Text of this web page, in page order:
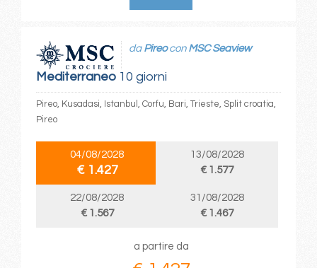
Mediterraneo10 giorni
da Pireocon MSC Seaview
Pireo, Kusadasi, Istanbul, Corfu, Bari, Trieste, Split croatia,
Pireo
04/08/2028
€ 1.427
13/08/2028
€ 1.577
22/08/2028
€ 1.567
31/08/2028
€ 1.467
a partire da